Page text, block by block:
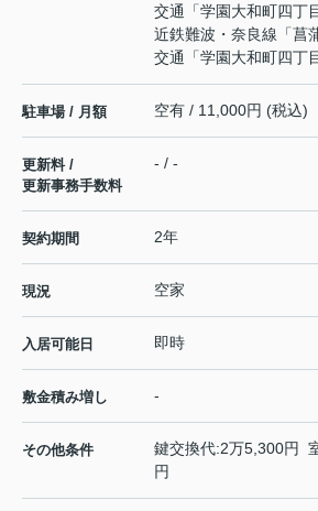
交通「学園大和町四丁
近鉄難波・奈良線 「菖
交通「学園大和町四丁
駐車場 / 月額 空有 / 11,000円 (税込)
更新料 /
更新事務手数料
- / -
契約期間 2年
現況 空家
入居可能日 即時
敷金積み増し -
その他条件
鍵交換代:2万5,300円
円